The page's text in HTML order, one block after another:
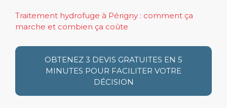
Traitement hydrofuge à Périgny : comment ça
marche et combien ça coûte
OBTENEZ 3 DEVIS GRATUITES EN 5
MINUTES POUR FACILITER VOTRE
DÉCISION